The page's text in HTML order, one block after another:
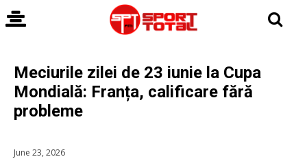
Meciurile zilei de 23 iunie la Cupa
Mondială: Franța, calificare fără
probleme
June 23, 2026